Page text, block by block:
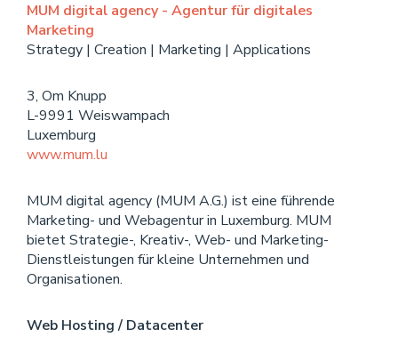
MUM digital agency - Agentur für digitales
Marketing
Strategy | Creation | Marketing | Applications
3, Om Knupp
L-9991 Weiswampach
Luxemburg
www.mum.lu
MUM digital agency (MUM A.G.) ist eine führende
Marketing- und Webagentur in Luxemburg. MUM
bietet Strategie-, Kreativ-, Web- und Marketing-
Dienstleistungen für kleine Unternehmen und
Organisationen.
Web Hosting / Datacenter